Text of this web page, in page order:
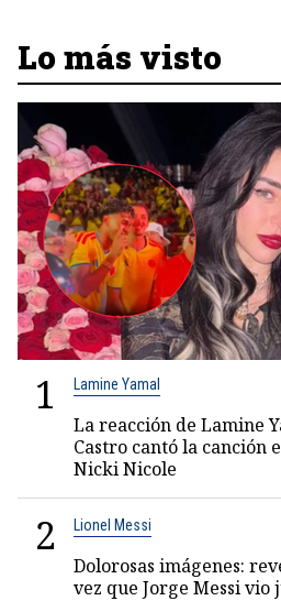
Lo más visto
1 Lamine Yamal
La reacción de Lamine
Castro cantó la canción
Nicki Nicole
2 Lionel Messi
Dolorosas imágenes:
vez que Jorge Messi